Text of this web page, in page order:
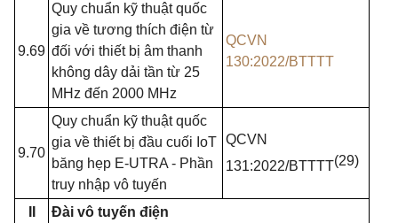
9.69
Quy chuẩn kỹ thuật quốc
gia về tương thích điện từ
đối với thiết bị âm thanh
không dây dải tần từ 25
MHz đến 2000 MHz
QCVN
130:2022/BTTTT
9.70
Quy chuẩn kỹ thuật quốc
gia về thiết bị đầu cuối IoT
băng hẹp E-UTRA - Phần
truy nhập vô tuyến
QCVN
131:2022/BTTTT(29)
Đài vô tuyến điện